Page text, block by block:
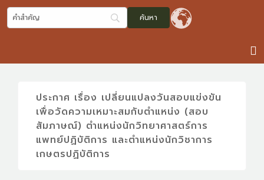
ประกาศ เรื่อง เปลี่ยนแปลงวันสอบแข่งขัน
เพื่อวัดความเหมาะสมกับตำแหน่ง (สอบ
สัมภาษณ์) ตำแหน่งนักวิทยาศาสตร์การ
แพทย์ปฏิบัติการ และตำแหน่งนักวิชาการ
เกษตรปฏิบัติการ